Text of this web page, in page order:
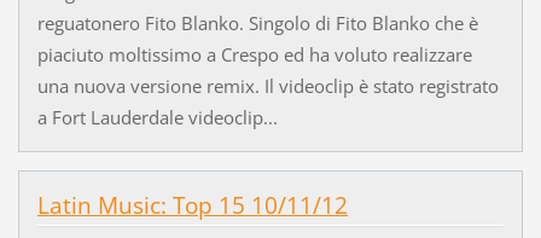
reguatonero Fito Blanko. Singolo di Fito Blanko che è
piaciuto moltissimo a Crespo ed ha voluto realizzare
una nuova versione remix. Il videoclip è stato registrato
a Fort Lauderdale videoclip...
Latin Music: Top 15 10/11/12